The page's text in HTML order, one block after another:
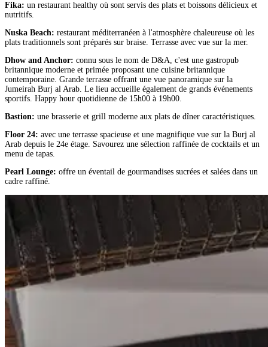
Fika: un restaurant healthy où sont servis des plats et boissons délicieux et
nutritifs.
Nuska Beach: restaurant méditerranéen à l'atmosphère chaleureuse où les
plats traditionnels sont préparés sur braise. Terrasse avec vue sur la mer.
Dhow and Anchor: connu sous le nom de D&A, c'est une gastropub
britannique moderne et primée proposant une cuisine britannique
contemporaine. Grande terrasse offrant une vue panoramique sur la
Jumeirah Burj al Arab. Le lieu accueille également de grands événements
sportifs. Happy hour quotidienne de 15h00 à 19h00.
Bastion: une brasserie et grill moderne aux plats de dîner caractéristiques.
Floor 24: avec une terrasse spacieuse et une magnifique vue sur la Burj al
Arab depuis le 24e étage. Savourez une sélection raffinée de cocktails et un
menu de tapas.
Pearl Lounge: offre un éventail de gourmandises sucrées et salées dans un
cadre raffiné.